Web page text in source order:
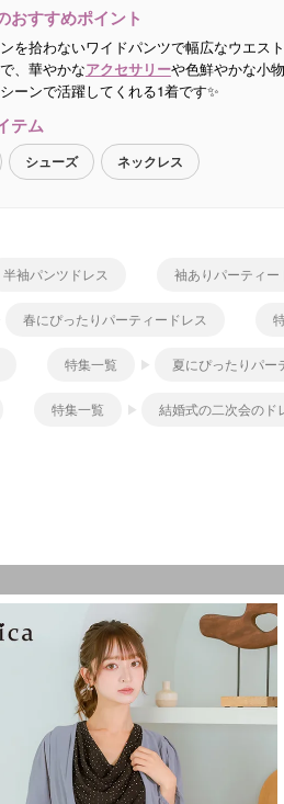
おすすめポイント
を拾わないワイドパンツで幅広なウエス
、華やかなアクセサリーや色鮮やかな小
ーンで活躍してくれる1着です✨
テム
シューズ ネックレス
半袖パンツドレス 袖ありパーティー
春にぴったりパーティードレス
特集一覧 夏にぴったりパー
特集一覧 結婚式の二次会のド